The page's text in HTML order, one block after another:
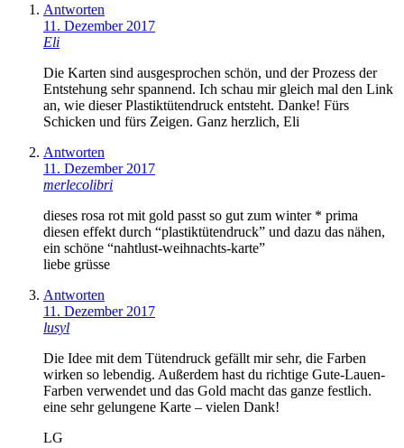
Antworten
11. Dezember 2017
Eli
Die Karten sind ausgesprochen schön, und der Prozess der
Entstehung sehr spannend. Ich schau mir gleich mal den Link
an, wie dieser Plastiktütendruck entsteht. Danke! Fürs
Schicken und fürs Zeigen. Ganz herzlich, Eli
Antworten
11. Dezember 2017
merlecolibri
dieses rosa rot mit gold passt so gut zum winter * prima
diesen effekt durch “plastiktütendruck” und dazu das nähen,
ein schöne “nahtlust-weihnachts-karte”
liebe grüsse
Antworten
11. Dezember 2017
lusyl
Die Idee mit dem Tütendruck gefällt mir sehr, die Farben
wirken so lebendig. Außerdem hast du richtige Gute-Lauen-
Farben verwendet und das Gold macht das ganze festlich.
eine sehr gelungene Karte – vielen Dank!
LG